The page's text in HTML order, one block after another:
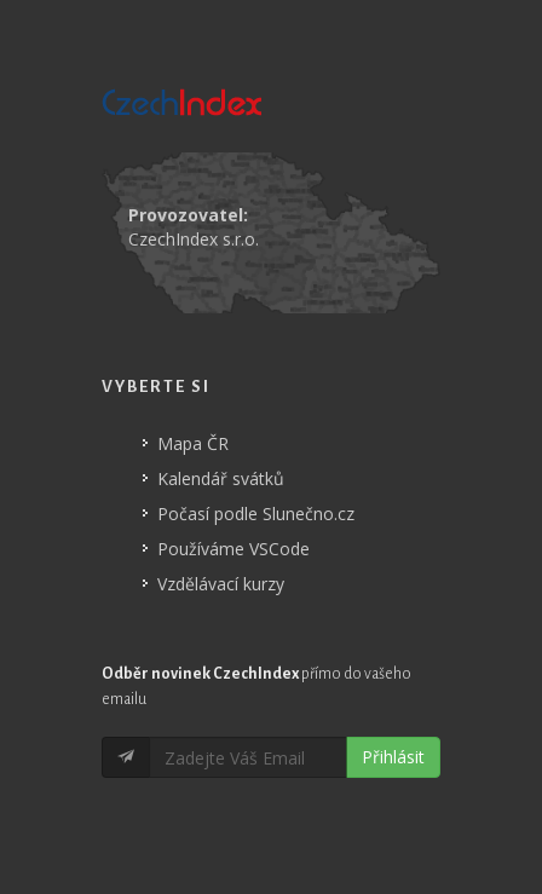
Provozovatel:
CzechIndex s.r.o.
VYBERTE SI
Mapa ČR
Kalendář svátků
Počasí podle Slunečno.cz
Používáme VSCode
Vzdělávací kurzy
Odběr novinek CzechIndex přímo do vašeho
emailu
Přihlásit